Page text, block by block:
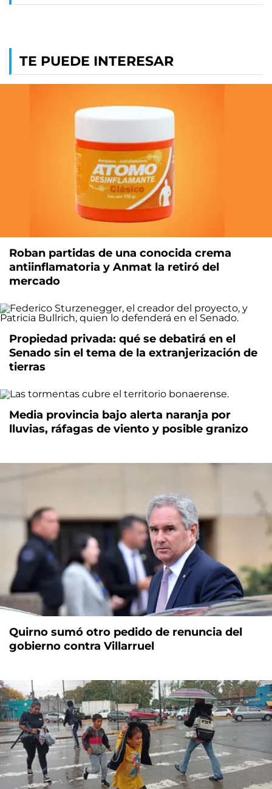
TE PUEDE INTERESAR
Roban partidas de una conocida crema
antiinflamatoria y Anmat la retiró del
mercado
Propiedad privada: qué se debatirá en el
Senado sin el tema de la extranjerización de
tierras
Media provincia bajo alerta naranja por
lluvias, ráfagas de viento y posible granizo
Quirno sumó otro pedido de renuncia del
gobierno contra Villarruel